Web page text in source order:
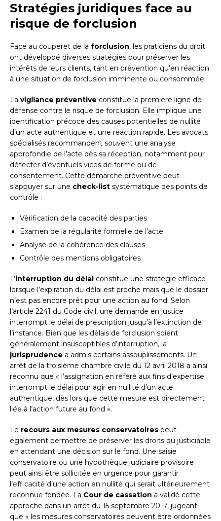
Stratégies juridiques face au
risque de forclusion
Face au couperet de la forclusion, les praticiens du droit
ont développé diverses stratégies pour préserver les
intérêts de leurs clients, tant en prévention qu’en réaction
à une situation de forclusion imminente ou consommée.
La vigilance préventive constitue la première ligne de
défense contre le risque de forclusion. Elle implique une
identification précoce des causes potentielles de nullité
d’un acte authentique et une réaction rapide. Les avocats
spécialisés recommandent souvent une analyse
approfondie de l’acte dès sa réception, notamment pour
détecter d’éventuels vices de forme ou de
consentement. Cette démarche préventive peut
s’appuyer sur une check-list systématique des points de
contrôle :
Vérification de la capacité des parties
Examen de la régularité formelle de l’acte
Analyse de la cohérence des clauses
Contrôle des mentions obligatoires
L’interruption du délai constitue une stratégie efficace
lorsque l’expiration du délai est proche mais que le dossier
n’est pas encore prêt pour une action au fond. Selon
l’article 2241 du Code civil, une demande en justice
interrompt le délai de prescription jusqu’à l’extinction de
l’instance. Bien que les délais de forclusion soient
généralement insusceptibles d’interruption, la
jurisprudence a admis certains assouplissements. Un
arrêt de la troisième chambre civile du 12 avril 2018 a ainsi
reconnu que « l’assignation en référé aux fins d’expertise
interrompt le délai pour agir en nullité d’un acte
authentique, dès lors que cette mesure est directement
liée à l’action future au fond ».
Le recours aux mesures conservatoires peut
également permettre de préserver les droits du justiciable
en attendant une décision sur le fond. Une saisie
conservatoire ou une hypothèque judiciaire provisoire
peut ainsi être sollicitée en urgence pour garantir
l’efficacité d’une action en nullité qui serait ultérieurement
reconnue fondée. La Cour de cassation a validé cette
approche dans un arrêt du 15 septembre 2017, jugeant
que « les mesures conservatoires peuvent être ordonnées